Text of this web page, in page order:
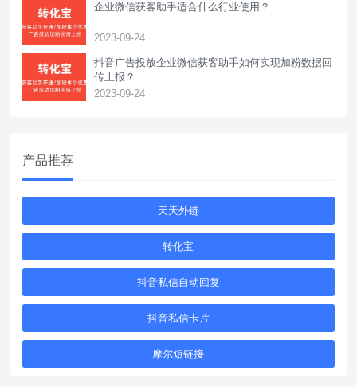
企业微信获客助手适合什么行业使用？
2023-09-24
抖音广告投放企业微信获客助手如何实现加粉数据回
传上报？
2023-09-24
产品推荐
天天外链
转化宝
抖音私信自动回复
抖音私信卡片
摩尔短链接